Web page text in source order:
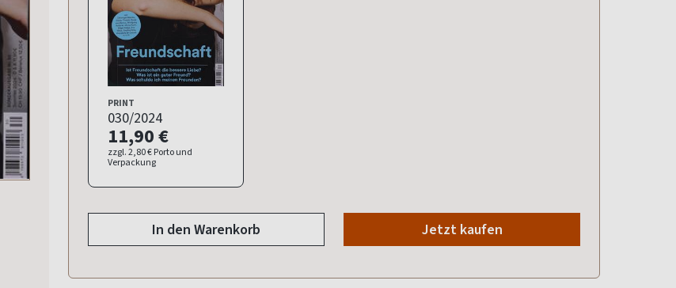
PRINT
030/2024
11,90 €
zzgl. 2,80 € Porto und
Verpackung
In den Warenkorb Jetzt kaufen